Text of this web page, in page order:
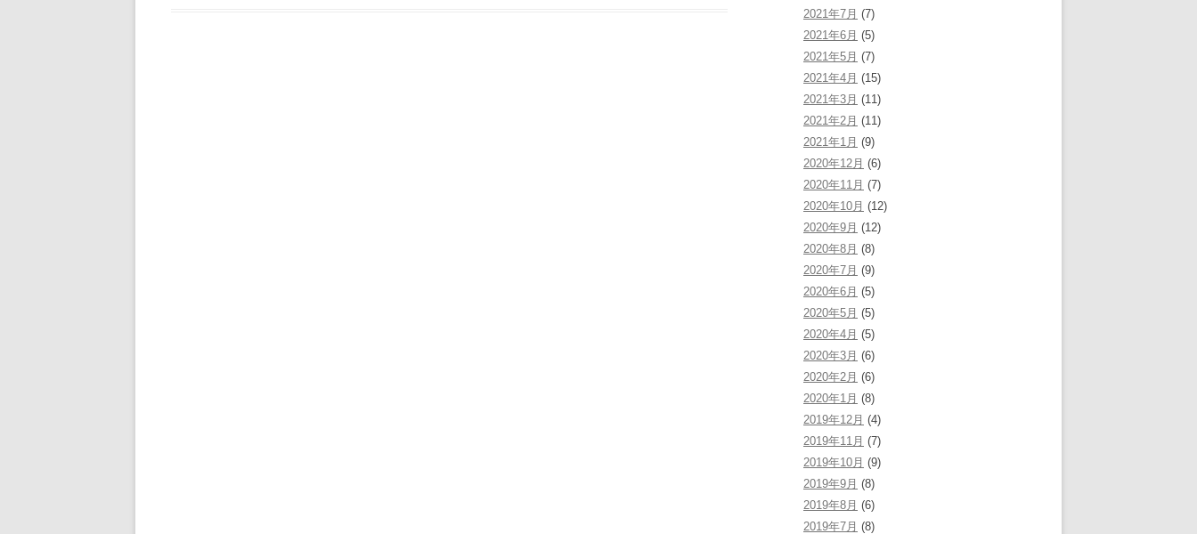
2021年7月 (7)
2021年6月 (5)
2021年5月 (7)
2021年4月 (15)
2021年3月 (11)
2021年2月 (11)
2021年1月 (9)
2020年12月 (6)
2020年11月 (7)
2020年10月 (12)
2020年9月 (12)
2020年8月 (8)
2020年7月 (9)
2020年6月 (5)
2020年5月 (5)
2020年4月 (5)
2020年3月 (6)
2020年2月 (6)
2020年1月 (8)
2019年12月 (4)
2019年11月 (7)
2019年10月 (9)
2019年9月 (8)
2019年8月 (6)
2019年7月 (8)